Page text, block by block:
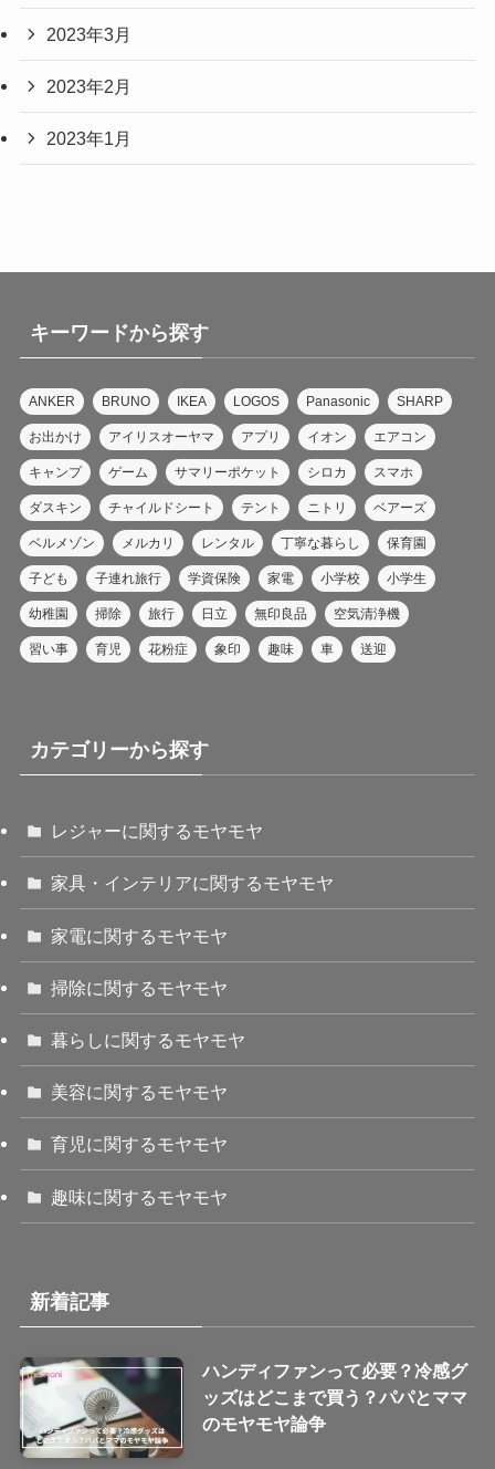
2023年3月
2023年2月
2023年1月
キーワードから探す
ANKER BRUNO IKEA LOGOS Panasonic SHARP
お出かけ アイリスオーヤマ アプリ イオン エアコン
キャンプ ゲーム サマリーポケット シロカ スマホ
ダスキン チャイルドシート テント ニトリ ベアーズ
ベルメゾン メルカリ レンタル 丁寧な暮らし 保育園
子ども 子連れ旅行 学資保険 家電 小学校 小学生
幼稚園 掃除 旅行 日立 無印良品 空気清浄機
習い事 育児 花粉症 象印 趣味 車 送迎
カテゴリーから探す
レジャーに関するモヤモヤ
家具・インテリアに関するモヤモヤ
家電に関するモヤモヤ
掃除に関するモヤモヤ
暮らしに関するモヤモヤ
美容に関するモヤモヤ
育児に関するモヤモヤ
趣味に関するモヤモヤ
新着記事
ハンディファンって必要？冷感グ
ッズはどこまで買う？パパとママ
のモヤモヤ論争